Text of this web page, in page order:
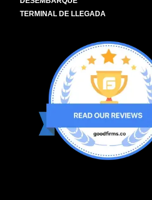
TERMINAL DE LLEGADA